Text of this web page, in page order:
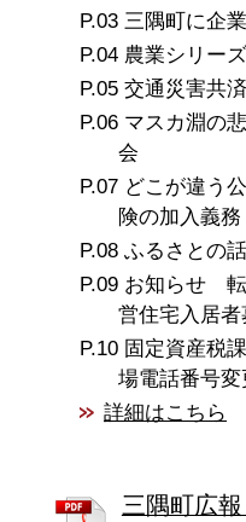
三隅町に企
農業シリー
交通災害共
マスカ淵の
会
どこが違う
険の加入義務
ふるさとの
お知らせ
営住宅入居者
固定資産税
場電話番号変
詳細はこちら
三隅町広